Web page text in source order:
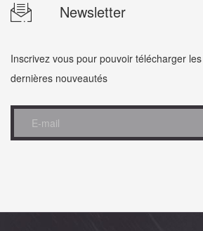
Newsletter
Inscrivez vous pour pouvoir télécharger
dernières nouveautés